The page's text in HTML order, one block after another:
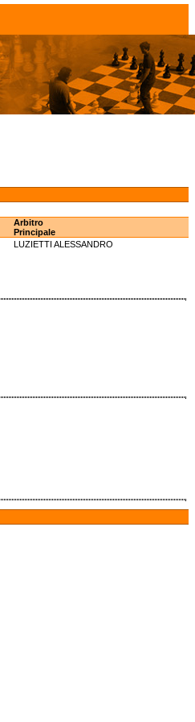
Arbitro
Principale
LUZIETTI ALESSANDRO